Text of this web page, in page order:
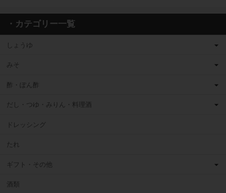
・カテゴリー一覧
しょうゆ
みそ
酢・ぽん酢
だし・つゆ・みりん・料理酒
ドレッシング
たれ
ギフト・その他
酒類